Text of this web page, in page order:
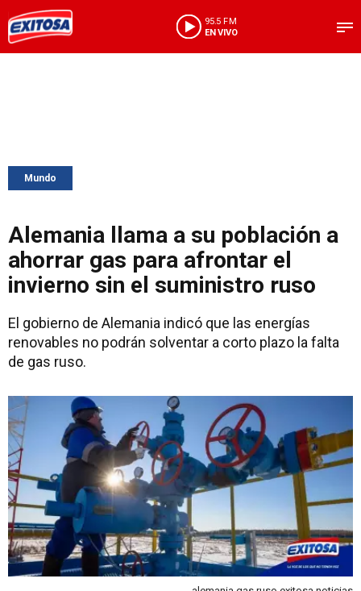
95.5 FM
EN VIVO
Mundo
Alemania llama a su población a
ahorrar gas para afrontar el
invierno sin el suministro ruso
El gobierno de Alemania indicó que las energías
renovables no podrán solventar a corto plazo la falta
de gas ruso.